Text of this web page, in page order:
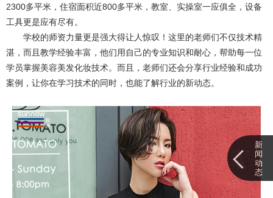
2300多平米，住宿面积近800多平米，教室、实操室一应俱全，设备
工具更是应有尽有。
学校的师资力量更是强大得让人惊叹！这里的老师们不仅技术精
湛，而且教学经验丰富，他们用自己的专业知识和耐心，帮助每一位
学员掌握美容美发化妆技术。而且，老师们还会分享行业经验和成功
案例，让你在学习技术的同时，也能了解行业的新动态。
新
闻
动
态